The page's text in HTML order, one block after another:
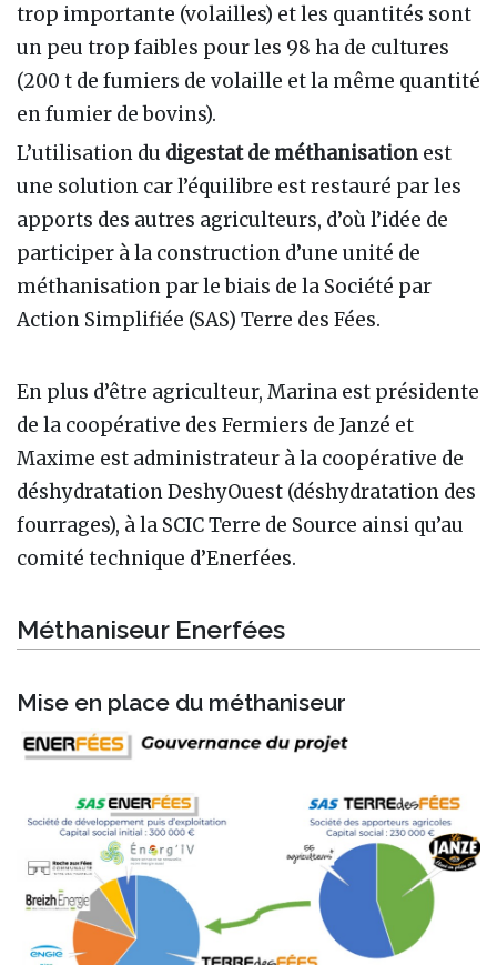
trop importante (volailles) et les quantités sont
un peu trop faibles pour les 98 ha de cultures
(200 t de fumiers de volaille et la même quantité
en fumier de bovins).
L’utilisation du digestat de méthanisation est
une solution car l’équilibre est restauré par les
apports des autres agriculteurs, d’où l’idée de
participer à la construction d’une unité de
méthanisation par le biais de la Société par
Action Simplifiée (SAS) Terre des Fées.
En plus d’être agriculteur, Marina est présidente
de la coopérative des Fermiers de Janzé et
Maxime est administrateur à la coopérative de
déshydratation DeshyOuest (déshydratation des
fourrages), à la SCIC Terre de Source ainsi qu’au
comité technique d’Enerfées.
Méthaniseur Enerfées
Mise en place du méthaniseur